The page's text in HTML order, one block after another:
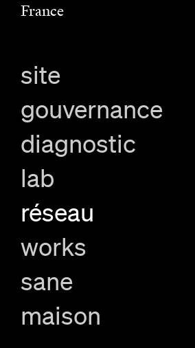
France
site
gouvernance
diagnostic
lab
réseau
works
sane
maison